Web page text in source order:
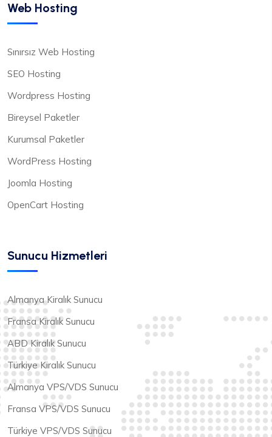
Web Hosting
Sınırsız Web Hosting
SEO Hosting
Wordpress Hosting
Bireysel Paketler
Kurumsal Paketler
WordPress Hosting
Joomla Hosting
OpenCart Hosting
Sunucu Hizmetleri
Almanya Kiralık Sunucu
Fransa Kiralık Sunucu
ABD Kiralık Sunucu
Türkiye Kiralık Sunucu
Almanya VPS/VDS Sunucu
Fransa VPS/VDS Sunucu
Türkiye VPS/VDS Sunucu